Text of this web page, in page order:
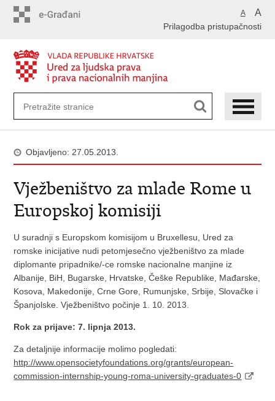
A A
Prilagodba pristupačnosti
Objavljeno: 27.05.2013.
Vježbeništvo za mlade Rome u
Europskoj komisiji
U suradnji s Europskom komisijom u Bruxellesu, Ured za
romske inicijative nudi petomjesečno vježbeništvo za mlade
diplomante pripadnike/-ce romske nacionalne manjine iz
Albanije, BiH, Bugarske, Hrvatske, Češke Republike, Mađarske,
Kosova, Makedonije, Crne Gore, Rumunjske, Srbije, Slovačke i
Španjolske. Vježbeništvo počinje 1. 10. 2013.
Rok za prijave: 7. lipnja 2013.
Za detaljnije informacije molimo pogledati:
http://www.opensocietyfoundations.org/grants/european-
commission-internship-young-roma-university-graduates-0